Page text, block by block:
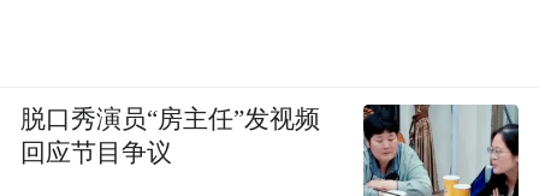
脱口秀演员“房主任”发视频
回应节目争议